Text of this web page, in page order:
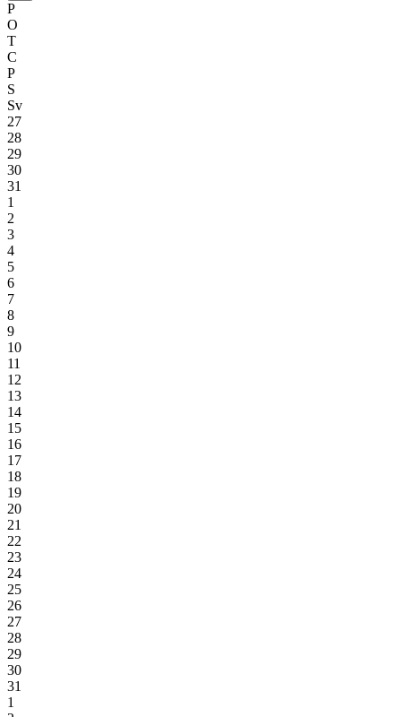
P
O
T
C
P
S
Sv
27
28
29
30
31
1
2
3
4
5
6
7
8
9
10
11
12
13
14
15
16
17
18
19
20
21
22
23
24
25
26
27
28
29
30
31
1